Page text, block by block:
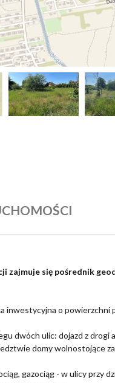
zajmuje się pośrednik
inwestycyjna o powierzchni
dwóch ulic: dojazd z drogi
domy wolnostojące
gazociąg - w ulicy przy